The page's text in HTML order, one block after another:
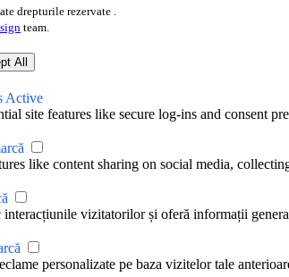
drepturile rezervate .
team.
All
Active
site features like secure log-ins and consent
like content sharing on social media,
vizitatorilor și oferă informații
personalizate pe baza vizitelor tale